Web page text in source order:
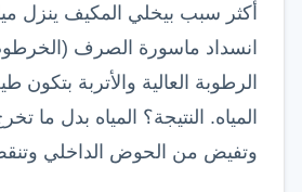
أكثر سبب بيخلي المكيف ينزل
انسداد ماسورة الصرف
الرطوبة العالية والأتربة
المياه. النتيجة؟ المياه بدل ما
وتفيض من الحوض الداخلي